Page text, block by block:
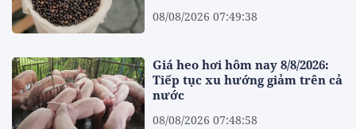
08/08/2026 07:49:38
Giá heo hơi hôm nay 8/8/2026:
Tiếp tục xu hướng giảm trên cả
nước
08/08/2026 07:48:58